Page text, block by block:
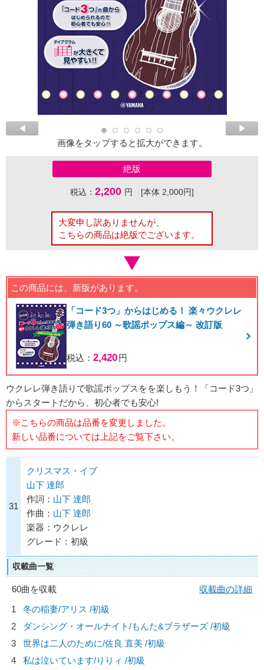
画像をタップすると拡大ができます。
絶版
税込： 2,200 円 [本体 2,000円]
大変申し訳ありませんが、
こちらの商品は絶版でございます。
この商品には、新版があります。
「コード3つ」からはじめる！ 楽々ウクレレ
弾き語り60 ～歌謡ポップス編～ 改訂版
税込： 2,420円
ウクレレ弾き語りで歌謡ポップスをを楽しもう！「コード3つ」
からスタートだから、初心者でも安心!
※こちらの商品は品番を変更しました。
新しい品番については上記をご覧下さい。
31
クリスマス・イブ
山下 達郎
作詞： 山下 達郎
作曲： 山下 達郎
楽器：ウクレレ
グレード：初級
収載曲一覧
60曲を収載
収載曲の詳細
1
冬の稲妻/アリス /初級
2
ダンシング・オールナイト/もんた&ブラザーズ /初級
3
世界は二人のために/佐良 直美 /初級
4
私は泣いています/りりィ /初級